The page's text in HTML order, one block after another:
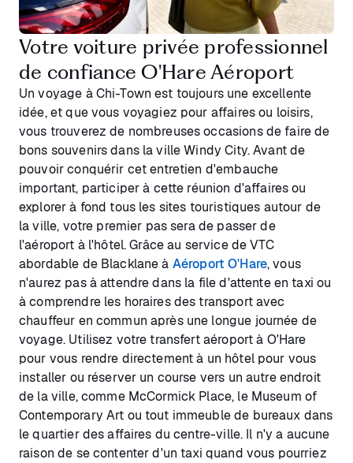
Votre voiture privée professionnel
de confiance O'Hare Aéroport
Un voyage à Chi-Town est toujours une excellente
idée, et que vous voyagiez pour affaires ou loisirs,
vous trouverez de nombreuses occasions de faire de
bons souvenirs dans la ville Windy City. Avant de
pouvoir conquérir cet entretien d'embauche
important, participer à cette réunion d'affaires ou
explorer à fond tous les sites touristiques autour de
la ville, votre premier pas sera de passer de
l'aéroport à l'hôtel. Grâce au service de VTC
abordable de Blacklane à Aéroport O'Hare, vous
n'aurez pas à attendre dans la file d'attente en taxi ou
à comprendre les horaires des transport avec
chauffeur en commun après une longue journée de
voyage. Utilisez votre transfert aéroport à O'Hare
pour vous rendre directement à un hôtel pour vous
installer ou réserver un course vers un autre endroit
de la ville, comme McCormick Place, le Museum of
Contemporary Art ou tout immeuble de bureaux dans
le quartier des affaires du centre-ville. Il n'y a aucune
raison de se contenter d'un taxi quand vous pourriez